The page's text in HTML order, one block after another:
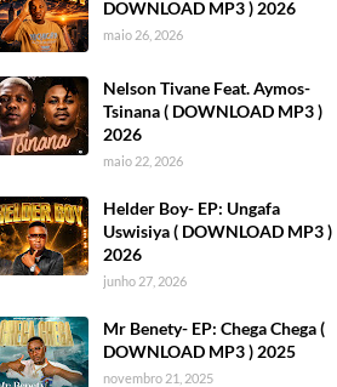
DOWNLOAD MP3 ) 2026
maio 26, 2026
Nelson Tivane Feat. Aymos-
Tsinana ( DOWNLOAD MP3 )
2026
maio 22, 2026
Helder Boy- EP: Ungafa
Uswisiya ( DOWNLOAD MP3 )
2026
junho 27, 2026
Mr Benety- EP: Chega Chega (
DOWNLOAD MP3 ) 2025
novembro 21, 2025